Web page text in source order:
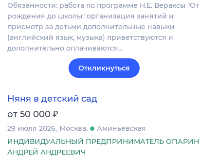
Обязанности: работа по программе Н.Е. Вераксы "От
рождения до школы" организация занятий и
присмотр за детьми дополнительные навыки
(английский язык, музыка) приветствуются и
дополнительно оплачиваются…
Откликнуться
Няня в детский сад
от 50 000 ₽
29 июля 2026 Москва
Аминьевская
ИНДИВИДУАЛЬНЫЙ ПРЕДПРИНИМАТЕЛЬ ОПАРИН
АНДРЕЙ АНДРЕЕВИЧ